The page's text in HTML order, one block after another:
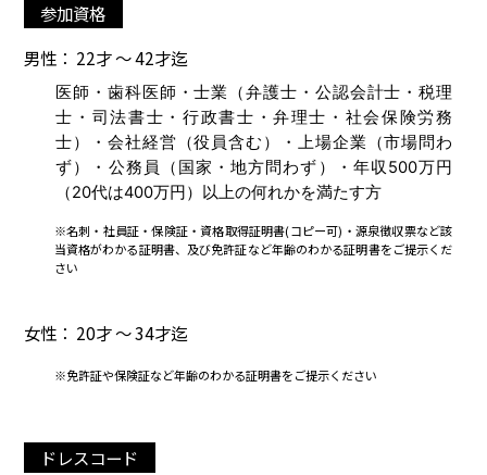
参加資格
男性： 22才 ～ 42才迄
医師・歯科医師・士業（弁護士・公認会計士・税理
士・司法書士・行政書士・弁理士・社会保険労務
士）・会社経営（役員含む）・上場企業（市場問わ
ず）・公務員（国家・地方問わず）・年収500万円
（20代は400万円）以上の何れかを満たす方
※名刺・社員証・保険証・資格取得証明書(コピー可)・源泉徴収票など該
当資格がわかる証明書、及び免許証など年齢のわかる証明書をご提示くだ
さい
女性： 20才 ～ 34才迄
※免許証や保険証など年齢のわかる証明書をご提示ください
ドレスコード